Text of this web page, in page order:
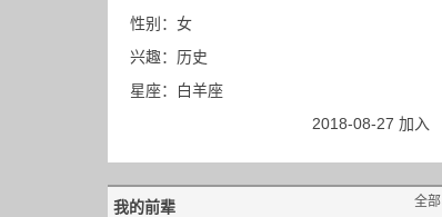
性别：女
兴趣：历史
星座：白羊座
2018-08-27 加入
我的前辈 全部